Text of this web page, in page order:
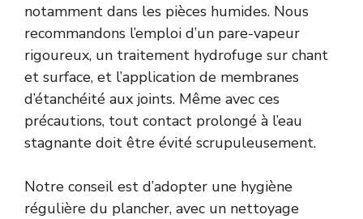
notamment dans les pièces humides. Nous
recommandons l’emploi d’un pare-vapeur
rigoureux, un traitement hydrofuge sur chant
et surface, et l’application de membranes
d’étanchéité aux joints. Même avec ces
précautions, tout contact prolongé à l’eau
stagnante doit être évité scrupuleusement.
Notre conseil est d’adopter une hygiène
régulière du plancher, avec un nettoyage